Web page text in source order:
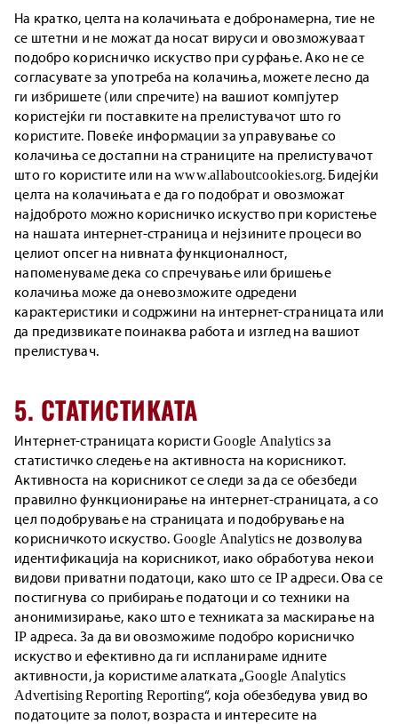
На кратко, целта на колачињата е добронамерна, тие не
се штетни и не можат да носат вируси и овозможуваат
подобро корисничко искуство при сурфање. Ако не се
согласувате за употреба на колачиња, можете лесно да
ги избришете (или спречите) на вашиот компјутер
користејќи ги поставките на прелистувачот што го
користите. Повеќе информации за управување со
колачиња се достапни на страниците на прелистувачот
што го користите или на www.allaboutcookies.org. Бидејќи
целта на колачињата е да го подобрат и овозможат
најдоброто можно корисничко искуство при користење
на нашата интернет-страница и нејзините процеси во
целиот опсег на нивната функционалност,
напоменуваме дека со спречување или бришење
колачиња може да оневозможите одредени
карактеристики и содржини на интернет-страницата или
да предизвикате поинаква работа и изглед на вашиот
прелистувач.
5. СТАТИСТИКАТА
Интернет-страницата користи Google Analytics за
статистичко следење на активноста на корисникот.
Активноста на корисникот се следи за да се обезбеди
правилно функционирање на интернет-страницата, а со
цел подобрување на страницата и подобрување на
корисничкото искуство. Google Analytics не дозволува
идентификација на корисникот, иако обработува некои
видови приватни податоци, како што се IP адреси. Ова се
постигнува со прибирање податоци и со техники на
анонимизирање, како што е техниката за маскирање на
IP адреса. За да ви овозможиме подобро корисничко
искуство и ефективно да ги испланираме идните
активности, ја користиме алатката „Google Analytics
Advertising Reporting Reporting“, која обезбедува увид во
податоците за полот, возраста и интересите на